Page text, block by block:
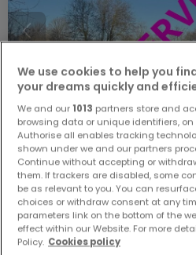
Bauland zum Kauf inArzfeld
150.000 €
40,83 Ar
We use cookies to help you
your dreams quickly and
We and our 1013 partners store and
browsing data or unique identifiers, on
Authorise all enables tracking
shown under we and our partners
Continue without accepting or
them. If trackers are disabled, some
be as relevant to you. You can
choices or withdraw consent at any
parameters link on the bottom of the
effect within our Website. For more
Policy. Cookies policy